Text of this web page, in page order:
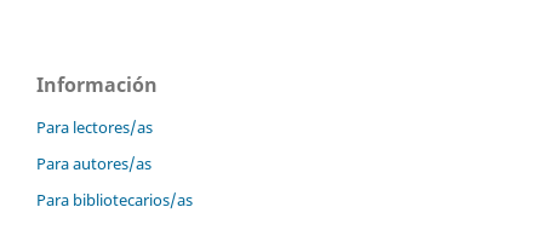
Información
Para lectores/as
Para autores/as
Para bibliotecarios/as